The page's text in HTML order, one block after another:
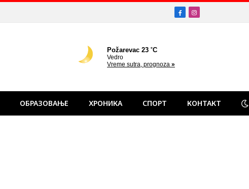
FacebookInstagram
ОБРАЗОВАЊЕ ХРОНИКА СПОРТ КОНТАКТ